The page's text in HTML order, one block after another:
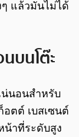
ๆ แล้วมันไม่ได้
บนโต๊ะ
น่นอนสำหรับ
ตต์ เบสเซนต์
น้าที่ระดับสูง